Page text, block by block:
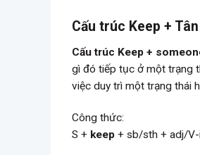
Cấu trúc Keep +
Cấu trúc Keep +
gì đó tiếp tục ở một trạng
việc duy trì một trạng thái
Công thức:
S + keep + sb/sth + adj/